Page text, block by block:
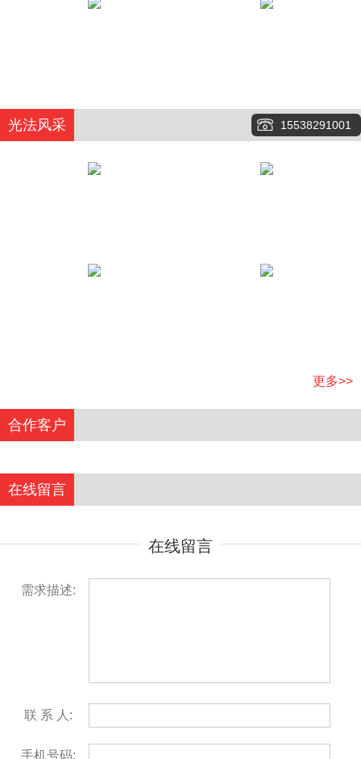
光法风采 15538291001
更多>>
合作客户
在线留言
在线留言
需求描述:
联 系 人:
手机号码: